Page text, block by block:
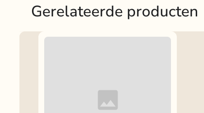
Gerelateerde producten